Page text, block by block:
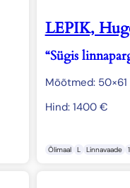
LEPIK,
“Sügis
Mõõtmed:
Hind: 1400 €
Õlimaal L Linnavaade